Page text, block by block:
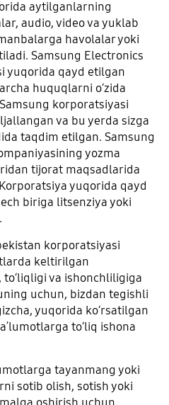
aytilganlarning
audio, video va yuklab
havolalar yoki
Samsung Electronics
yuqorida qayd etilgan
huquqlarni oʻzida
korporatsiyasi
va bu yerda sizga
taqdim etilgan. Samsung
yozma
tijorat maqsadlarida
yuqorida qayd
biriga litsenziya yoki
korporatsiyasi
keltirilgan
va ishonchliligiga
uchun, bizdan tegishli
yuqorida koʻrsatilgan
toʻliq ishona
tayanmang yoki
sotib olish, sotish yoki